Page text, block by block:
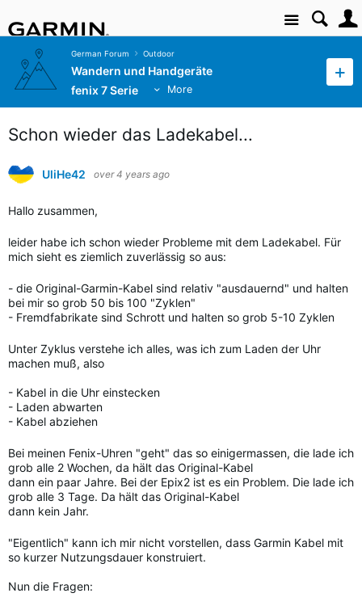
Site
German Forum Outdoor
Wandern und Handgeräte
fenix 7 Serie
More
Schon wieder das Ladekabel...
UliHe42 over 4 years ago
Hallo zusammen,
leider habe ich schon wieder Probleme mit dem Ladekabel. Für
mich sieht es ziemlich zuverlässig so aus:
- die Original-Garmin-Kabel sind relativ "ausdauernd" und halten
bei mir so grob 50 bis 100 "Zyklen"
- Fremdfabrikate sind Schrott und halten so grob 5-10 Zyklen
Unter Zyklus verstehe ich alles, was ich zum Laden der Uhr
machen muß, also
- Kabel in die Uhr einstecken
- Laden abwarten
- Kabel abziehen
Bei meinen Fenix-Uhren "geht" das so einigermassen, die lade ich
grob alle 2 Wochen, da hält das Original-Kabel
dann ein paar Jahre. Bei der Epix2 ist es ein Problem. Die lade ich
grob alle 3 Tage. Da hält das Original-Kabel
dann kein Jahr.
"Eigentlich" kann ich mir nicht vorstellen, dass Garmin Kabel mit
so kurzer Nutzungsdauer konstruiert.
Nun die Fragen: